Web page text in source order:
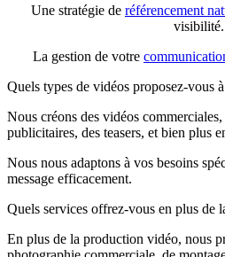
Une stratégie de référencement
visibilité.
La gestion de votre
Quels types de vidéos proposez-vous
Nous créons des vidéos
publicitaires, des teasers, et bien plus
Nous nous adaptons à vos besoins
message efficacement.
Quels services offrez-vous en plus de
En plus de la production vidéo, nous